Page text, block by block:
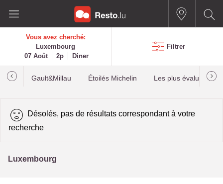
Vous avez cherché:
Luxembourg
07 Août
2p Diner
Filtrer
Gault&Millau Étoilés Michelin Les plus évalués
Désolés, pas de résultats correspondant à votre
recherche
Luxembourg